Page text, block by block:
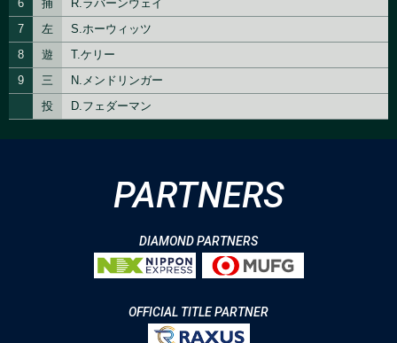
PARTNERS
DIAMOND PARTNERS
OFFICIAL TITLE PARTNER